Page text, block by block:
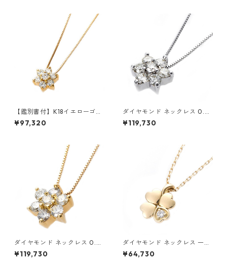
【鑑別書付】K18イエローゴー
ルド 天然ダイヤネックレス ダ
イヤモンドペンダント/ネック
¥97,320
ダイヤモンド ネックレス 0.3c
t K18 ホワイトゴールド 0.3カ
ラット 花 フラワーモチーフ ペ
¥119,730
ダイヤモンド ネックレス 0.3c
t K18 イエローゴールド 0.3カ
ラット 花 フラワーモチーフ ペ
¥119,730
ダイヤモンド ネックレス 一粒
0.014ct K18 イエローゴール
ド 四葉 クローバーモチーフ ペ
¥64,730